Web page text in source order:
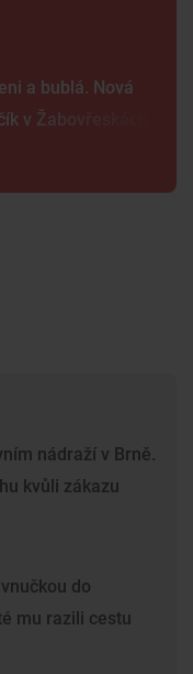
a bublá. Nová
v Žabovřeskách
nádraží v Brně.
kvůli zákazu
do
mu razili cestu